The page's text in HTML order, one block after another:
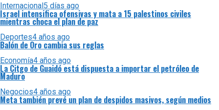
Internacional5 días ago
Israel intensifica ofensivas y mata a 15 palestinos civiles
mientras choca el plan de paz
Deportes4 años ago
Balón de Oro cambia sus reglas
Economía4 años ago
La Citgo de Guaidó está dispuesta a importar el petróleo de
Maduro
Negocios4 años ago
Meta también prevé un plan de despidos masivos, según medios